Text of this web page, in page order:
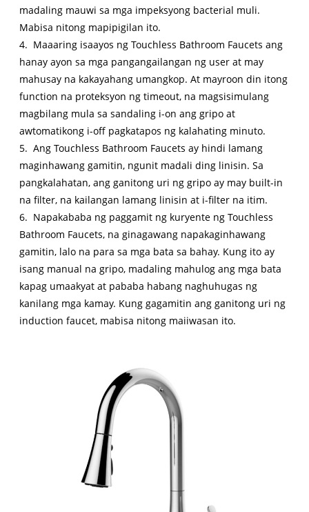
madaling mauwi sa mga impeksyong bacterial muli.
Mabisa nitong mapipigilan ito.
4. Maaaring isaayos ng Touchless Bathroom Faucets ang
hanay ayon sa mga pangangailangan ng user at may
mahusay na kakayahang umangkop. At mayroon din itong
function na proteksyon ng timeout, na magsisimulang
magbilang mula sa sandaling i-on ang gripo at
awtomatikong i-off pagkatapos ng kalahating minuto.
5. Ang Touchless Bathroom Faucets ay hindi lamang
maginhawang gamitin, ngunit madali ding linisin. Sa
pangkalahatan, ang ganitong uri ng gripo ay may built-in
na filter, na kailangan lamang linisin at i-filter na itim.
6. Napakababa ng paggamit ng kuryente ng Touchless
Bathroom Faucets, na ginagawang napakaginhawang
gamitin, lalo na para sa mga bata sa bahay. Kung ito ay
isang manual na gripo, madaling mahulog ang mga bata
kapag umaakyat at pababa habang naghuhugas ng
kanilang mga kamay. Kung gagamitin ang ganitong uri ng
induction faucet, mabisa nitong maiiwasan ito.